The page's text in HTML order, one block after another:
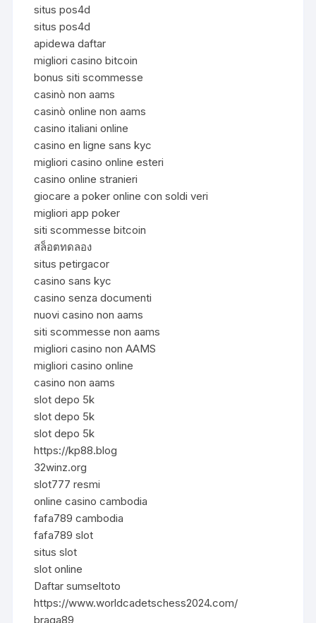
situs pos4d
situs pos4d
apidewa daftar
migliori casino bitcoin
bonus siti scommesse
casinò non aams
casinò online non aams
casino italiani online
casino en ligne sans kyc
migliori casino online esteri
casino online stranieri
giocare a poker online con soldi veri
migliori app poker
siti scommesse bitcoin
สล็อตทดลอง
situs petirgacor
casino sans kyc
casino senza documenti
nuovi casino non aams
siti scommesse non aams
migliori casino non AAMS
migliori casino online
casino non aams
slot depo 5k
slot depo 5k
slot depo 5k
https://kp88.blog
32winz.org
slot777 resmi
online casino cambodia
fafa789 cambodia
fafa789 slot
situs slot
slot online
Daftar sumseltoto
https://www.worldcadetschess2024.com/
braga89